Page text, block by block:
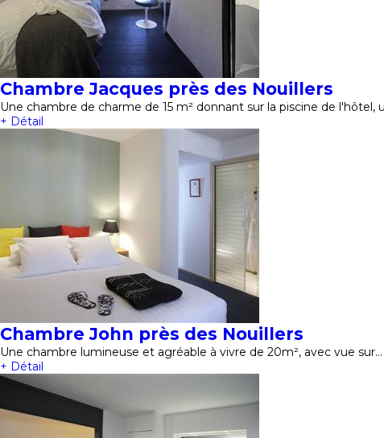
Chambre Jacques près des Nouillers
Une chambre de charme de 15 m² donnant sur la piscine de l'hôtel,
+ Détail
Chambre John près des Nouillers
Une chambre lumineuse et agréable à vivre de 20m², avec vue sur…
+ Détail